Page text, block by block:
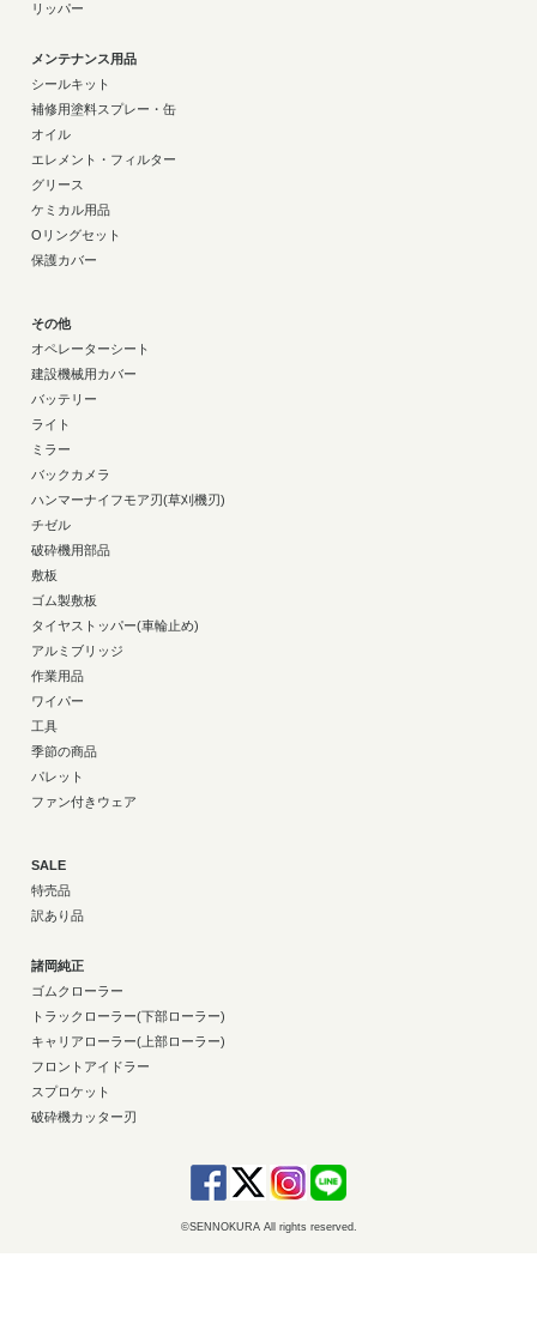
リッパー
メンテナンス用品
シールキット
補修用塗料スプレー・缶
オイル
エレメント・フィルター
グリース
ケミカル用品
Oリングセット
保護カバー
その他
オペレーターシート
建設機械用カバー
バッテリー
ライト
ミラー
バックカメラ
ハンマーナイフモア刃(草刈機刃)
チゼル
破砕機用部品
敷板
ゴム製敷板
タイヤストッパー(車輪止め)
アルミブリッジ
作業用品
ワイパー
工具
季節の商品
パレット
ファン付きウェア
SALE
特売品
訳あり品
諸岡純正
ゴムクローラー
トラックローラー(下部ローラー)
キャリアローラー(上部ローラー)
フロントアイドラー
スプロケット
破砕機カッター刃
©SENNOKURA All rights reserved.